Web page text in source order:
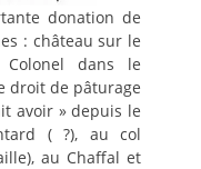
donation de
: château sur le
dans le
droit de pâturage
avoir » depuis le
( ?), au col
au Chaffal et